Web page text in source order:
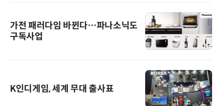
가전 패러다임 바뀐다…파나소닉도
구독사업
K인디게임, 세계 무대 출사표